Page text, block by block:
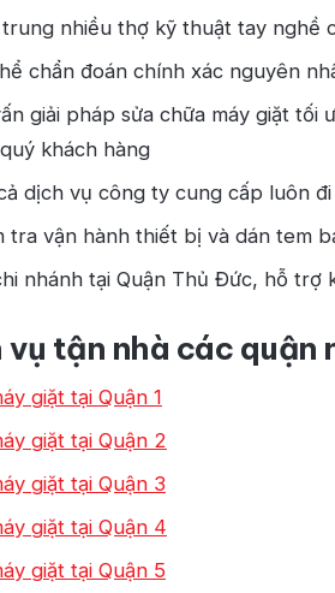
nhiều thợ kỹ thuật tay nghề
chẩn đoán chính xác nguyên
giải pháp sửa chữa máy giặt
khách hàng
dịch vụ công ty cung cấp luôn
tra vận hành thiết bị và dán tem
nhánh tại Quận Thủ Đức, hỗ trợ
vụ tận nhà các quận
giặt tại Quận 1
giặt tại Quận 2
giặt tại Quận 3
giặt tại Quận 4
giặt tại Quận 5